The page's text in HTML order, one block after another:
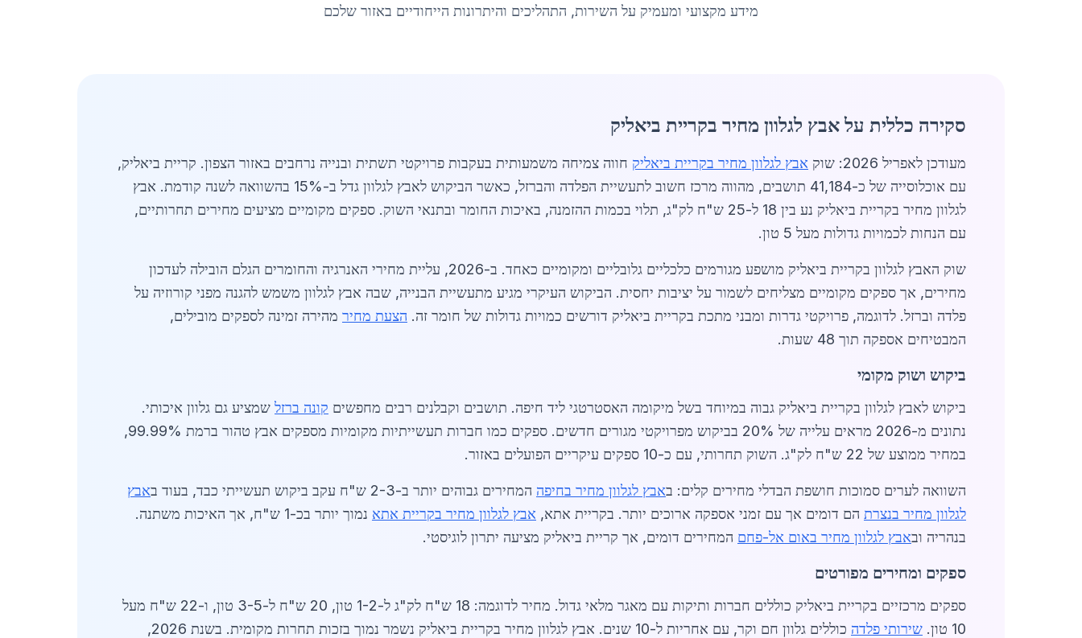
מידע מקצועי ומעמיק על השירות, התהליכים והיתרונות הייחודיים באזור שלכם
סקירה כללית על אבץ לגלוון מחיר בקריית ביאליק
מעודכן לאפריל 2026: שוק אבץ לגלוון מחיר בקריית ביאליק חווה צמיחה משמעותית בעקבות פרויקטי תשתית ובנייה נרחבים באזור הצפון. קריית ביאליק,
עם אוכלוסייה של כ-41,184 תושבים, מהווה מרכז חשוב לתעשיית הפלדה והברזל, כאשר הביקוש לאבץ לגלוון גדל ב-15% בהשוואה לשנה קודמת. אבץ
לגלוון מחיר בקריית ביאליק נע בין 18 ל-25 ש"ח לק"ג, תלוי בכמות ההזמנה, באיכות החומר ובתנאי השוק. ספקים מקומיים מציעים מחירים תחרותיים,
עם הנחות לכמויות גדולות מעל 5 טון.
שוק האבץ לגלוון בקריית ביאליק מושפע מגורמים כלכליים גלובליים ומקומיים כאחד. ב-2026, עליית מחירי האנרגיה והחומרים הגלם הובילה לעדכון
מחירים, אך ספקים מקומיים מצליחים לשמור על יציבות יחסית. הביקוש העיקרי מגיע מתעשיית הבנייה, שבה אבץ לגלוון משמש להגנה מפני קורוזיה על
פלדה וברזל. לדוגמה, פרויקטי גדרות ומבני מתכת בקריית ביאליק דורשים כמויות גדולות של חומר זה. הצעת מחיר מהירה זמינה לספקים מובילים,
המבטיחים אספקה תוך 48 שעות.
ביקוש ושוק מקומי
ביקוש לאבץ לגלוון בקריית ביאליק גבוה במיוחד בשל מיקומה האסטרטגי ליד חיפה. תושבים וקבלנים רבים מחפשים קונה ברזל שמציע גם גלוון איכותי.
נתונים מ-2026 מראים עלייה של 20% בביקוש מפרויקטי מגורים חדשים. ספקים כמו חברות תעשייתיות מקומיות מספקים אבץ טהור ברמת 99.99%,
במחיר ממוצע של 22 ש"ח לק"ג. השוק תחרותי, עם כ-10 ספקים עיקריים הפועלים באזור.
השוואה לערים סמוכות חושפת הבדלי מחירים קלים: באבץ לגלוון מחיר בחיפה המחירים גבוהים יותר ב-2-3 ש"ח עקב ביקוש תעשייתי כבד, בעוד ב
אבץ
לגלוון מחיר בנצרת הם דומים אך עם זמני אספקה ארוכים יותר. בקריית אתא, אבץ לגלוון מחיר בקריית אתא
נמוך יותר בכ-1 ש"ח, אך האיכות משתנה.
בנהריה ובאבץ לגלוון מחיר באום אל-פחם המחירים דומים, אך קריית ביאליק מציעה יתרון לוגיסטי.
ספקים ומחירים מפורטים
ספקים מרכזיים בקריית ביאליק כוללים חברות ותיקות עם מאגר מלאי גדול. מחיר לדוגמה: 18 ש"ח לק"ג ל-1-2 טון, 20 ש"ח ל-3-5 טון, ו-22 ש"ח מעל
10 טון.
שירותי פלדה
כוללים גלוון חם וקר, עם אחריות ל-10 שנים. אבץ לגלוון מחיר בקריית ביאליק נשמר נמוך בזכות תחרות מקומית. בשנת 2026,